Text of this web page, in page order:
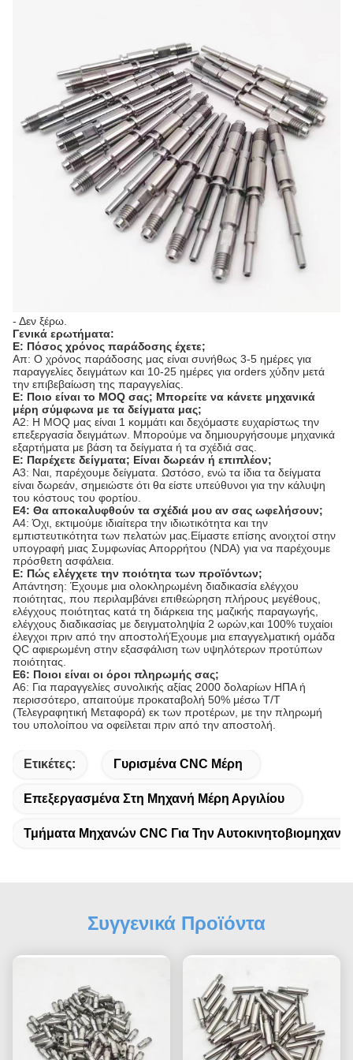
- Δεν ξέρω.
Γενικά ερωτήματα:
Ε: Πόσος χρόνος παράδοσης έχετε;
Απ: Ο χρόνος παράδοσης μας είναι συνήθως 3-5 ημέρες για
παραγγελίες δειγμάτων και 10-25 ημέρες για orders χύδην μετά
την επιβεβαίωση της παραγγελίας.
Ε: Ποιο είναι το MOQ σας; Μπορείτε να κάνετε μηχανικά
μέρη σύμφωνα με τα δείγματα μας;
Α2: Η MOQ μας είναι 1 κομμάτι και δεχόμαστε ευχαρίστως την
επεξεργασία δειγμάτων. Μπορούμε να δημιουργήσουμε μηχανικά
εξαρτήματα με βάση τα δείγματα ή τα σχέδιά σας.
Ε: Παρέχετε δείγματα; Είναι δωρεάν ή επιπλέον;
Α3: Ναι, παρέχουμε δείγματα. Ωστόσο, ενώ τα ίδια τα δείγματα
είναι δωρεάν, σημειώστε ότι θα είστε υπεύθυνοι για την κάλυψη
του κόστους του φορτίου.
Ε4: Θα αποκαλυφθούν τα σχέδιά μου αν σας ωφελήσουν;
Α4: Όχι, εκτιμούμε ιδιαίτερα την ιδιωτικότητα και την
εμπιστευτικότητα των πελατών μας.Είμαστε επίσης ανοιχτοί στην
υπογραφή μιας Συμφωνίας Απορρήτου (NDA) για να παρέχουμε
πρόσθετη ασφάλεια.
Ε: Πώς ελέγχετε την ποιότητα των προϊόντων;
Απάντηση: Έχουμε μια ολοκληρωμένη διαδικασία ελέγχου
ποιότητας, που περιλαμβάνει επιθεώρηση πλήρους μεγέθους,
ελέγχους ποιότητας κατά τη διάρκεια της μαζικής παραγωγής,
ελέγχους διαδικασίας με δειγματοληψία 2 ωρών,και 100% τυχαίοι
έλεγχοι πριν από την αποστολήΈχουμε μια επαγγελματική ομάδα
QC αφιερωμένη στην εξασφάλιση των υψηλότερων προτύπων
ποιότητας.
Ε6: Ποιοι είναι οι όροι πληρωμής σας;
Α6: Για παραγγελίες συνολικής αξίας 2000 δολαρίων ΗΠΑ ή
περισσότερο, απαιτούμε προκαταβολή 50% μέσω T/T
(Τελεγραφητική Μεταφορά) εκ των προτέρων, με την πληρωμή
του υπολοίπου να οφείλεται πριν από την αποστολή.
Ετικέτες: Γυρισμένα CNC Μέρη
Επεξεργασμένα Στη Μηχανή Μέρη Αργιλίου
Τμήματα Μηχανών CNC Για Την Αυτοκινητοβιομηχανία
Συγγενικά Προϊόντα